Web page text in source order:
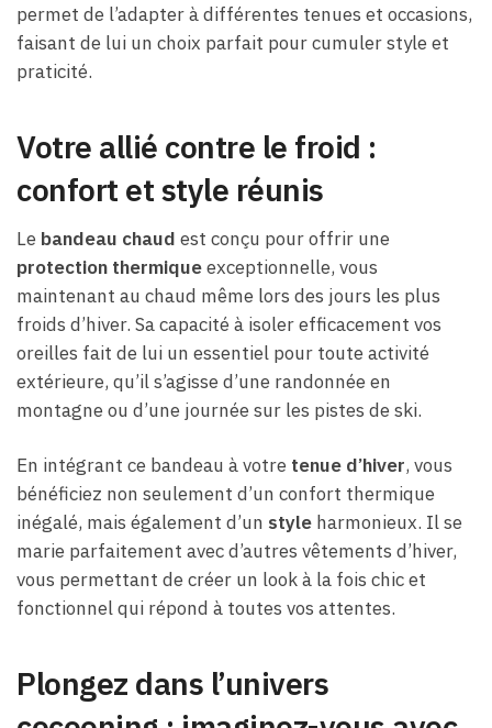
permet de l’adapter à différentes tenues et occasions,
faisant de lui un choix parfait pour cumuler style et
praticité.
Votre allié contre le froid :
confort et style réunis
Le bandeau chaud est conçu pour offrir une
protection thermiqueexceptionnelle, vous
maintenant au chaud même lors des jours les plus
froids d’hiver. Sa capacité à isoler efficacement vos
oreilles fait de lui un essentiel pour toute activité
extérieure, qu’il s’agisse d’une randonnée en
montagne ou d’une journée sur les pistes de ski.
En intégrant ce bandeau à votre tenue d’hiver, vous
bénéficiez non seulement d’un confort thermique
inégalé, mais également d’un style harmonieux. Il se
marie parfaitement avec d’autres vêtements d’hiver,
vous permettant de créer un look à la fois chic et
fonctionnel qui répond à toutes vos attentes.
Plongez dans l’univers